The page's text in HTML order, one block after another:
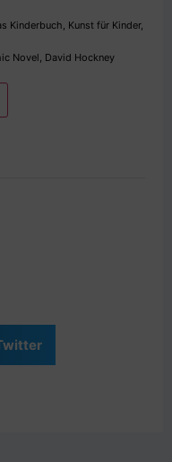
Kinderbuch, Kunst für Kinder,
Novel, David Hockney